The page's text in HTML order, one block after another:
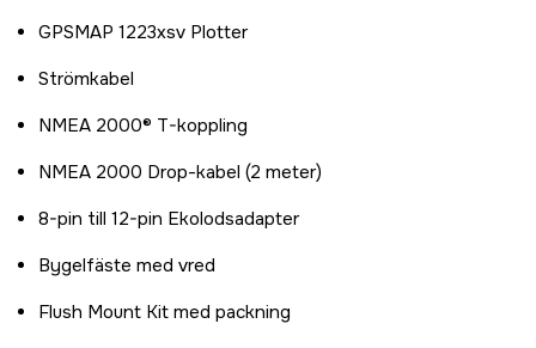
GPSMAP 1223xsv Plotter
Strömkabel
NMEA 2000® T-koppling
NMEA 2000 Drop-kabel (2 meter)
8-pin till 12-pin Ekolodsadapter
Bygelfäste med vred
Flush Mount Kit med packning